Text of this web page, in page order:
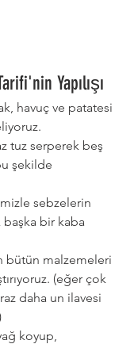
Yapılışı
havuç ve patatesi
tuz serperek beş
şekilde
sebzelerin
başka bir kaba
bütün malzemeleri
(eğer çok
daha un ilavesi
koyup,